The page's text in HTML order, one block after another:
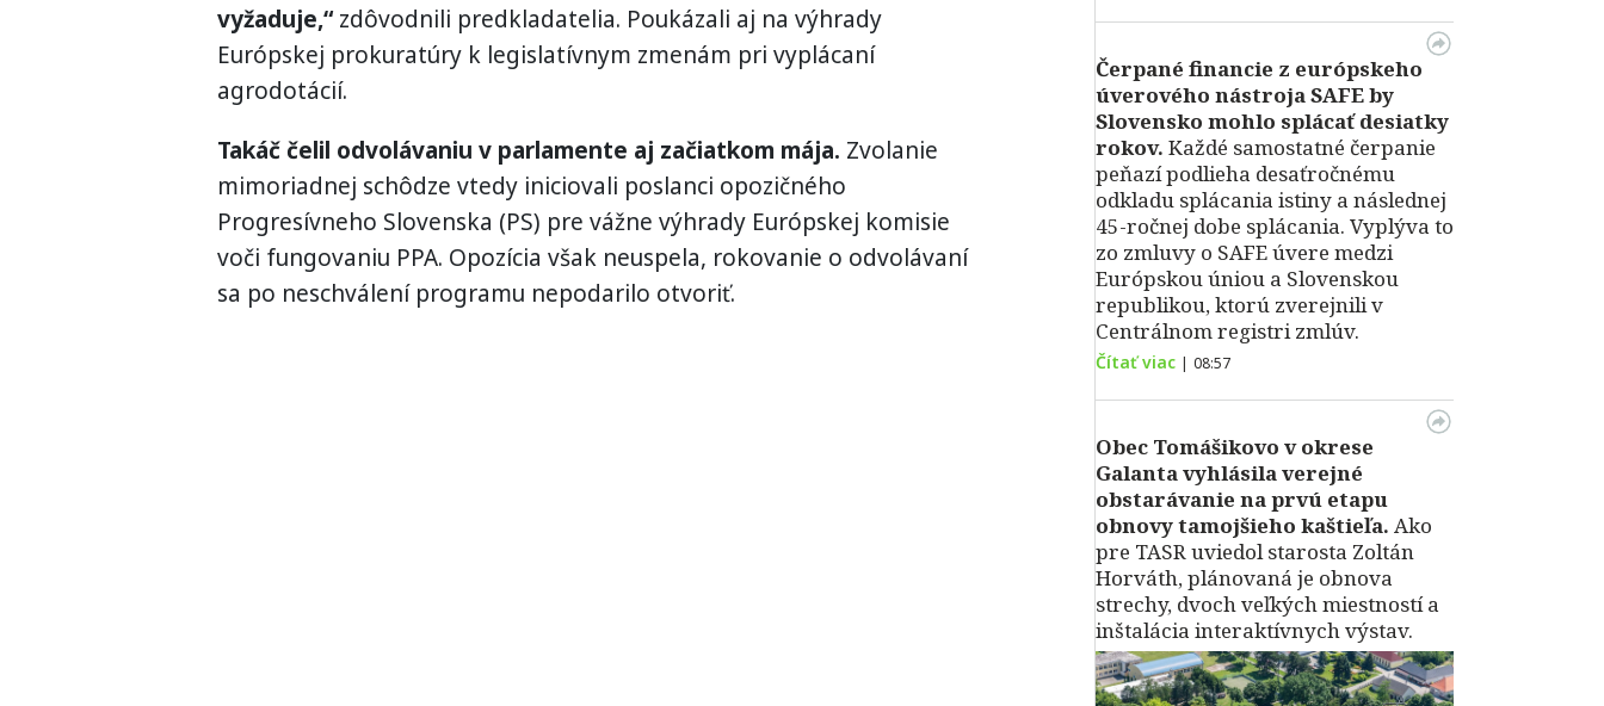
vyžaduje,“zdôvodnili predkladatelia. Poukázali aj na výhrady
Európskej prokuratúry k legislatívnym zmenám pri vyplácaní
agrodotácií.
Takáč čelil odvolávaniu v parlamente aj začiatkom mája. Zvolanie
mimoriadnej schôdze vtedy iniciovali poslanci opozičného
Progresívneho Slovenska (PS) pre vážne výhrady Európskej komisie
voči fungovaniu PPA. Opozícia však neuspela, rokovanie o odvolávaní
sa po neschválení programu nepodarilo otvoriť.
Čerpané financie z európskeho
úverového nástroja SAFE by
Slovensko mohlo splácať desiatky
rokov. Každé samostatné čerpanie
peňazí podlieha desaťročnému
odkladu splácania istiny a následnej
45-ročnej dobe splácania. Vyplýva to
zo zmluvy o SAFE úvere medzi
Európskou úniou a Slovenskou
republikou, ktorú zverejnili v
Centrálnom registri zmlúv.
Čítať viac | 08:57
Obec Tomášikovo v okrese
Galanta vyhlásila verejné
obstarávanie na prvú etapu
obnovy tamojšieho kaštieľa. Ako
pre TASR uviedol starosta Zoltán
Horváth, plánovaná je obnova
strechy, dvoch veľkých miestností a
inštalácia interaktívnych výstav.